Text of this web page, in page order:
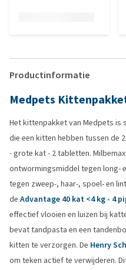
Productinformatie
Medpets
Het kittenpakket van Medpets is
die een kitten hebben tussen de
- grote kat - 2 tabletten.
ontwormingsmiddel tegen long-
tegen zweep-, haar-, spoel- en
de Advantage 40 kat <4 kg - 4
effectief vlooien en luizen bij
bevat tandpasta en een
kitten te verzorgen. De Henry
om teken actief te verwijderen.